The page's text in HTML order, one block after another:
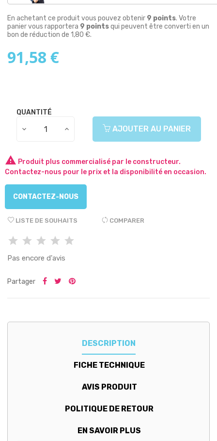
En achetant ce produit vous pouvez obtenir 9 points. Votre
panier vous rapportera 9 pointsqui peuvent être converti en un
bon de réduction de 1,80 €.
91,58 €
QUANTITÉ
AJOUTER AU PANIER
 Produit plus commercialisé par le constructeur.
Contactez-nous pour le prix et la disponibilité en occasion.
CONTACTEZ-NOUS
LISTE DE SOUHAITS COMPARER
Pas encore d'avis
Partager
DESCRIPTION
FICHE TECHNIQUE
AVIS PRODUIT
POLITIQUE DE RETOUR
EN SAVOIR PLUS